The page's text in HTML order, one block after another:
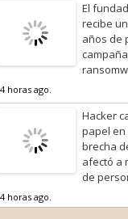
El
recibe
años de
horas ago.
Hacker
papel en
brecha
afectó a
de
horas ago.